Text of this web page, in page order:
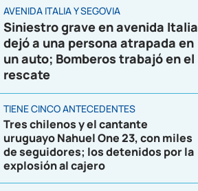
AVENIDA ITALIA Y SEGOVIA
Siniestro grave en avenida Italia
dejó a una persona atrapada en
un auto; Bomberos trabajó en el
rescate
TIENE CINCO ANTECEDENTES
Tres chilenos y el cantante
uruguayo Nahuel One 23, con miles
de seguidores; los detenidos por la
explosión al cajero